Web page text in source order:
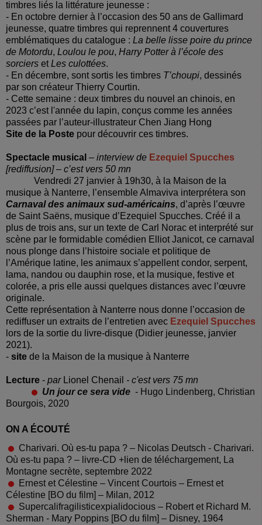
timbres liés la littérature jeunesse :
- En octobre dernier à l’occasion des 50 ans de Gallimard
jeunesse, quatre timbres qui reprennent 4 couvertures
emblématiques du catalogue : La belle lisse poire du prince
de Motordu, Loulou le pou, Harry Potter à l’école des
sorciers etLes culottées.
- En décembre, sont sortis les timbres T’choupi, dessinés
par son créateur Thierry Courtin.
- Cette semaine : deux timbres du nouvel an chinois, en
2023 c’est l'année du lapin, conçus comme les années
passées par l’auteur-illustrateur Chen Jiang Hong
Site de la Poste pour découvrir ces timbres.
Spectacle musical – interview de Ezequiel Spucches
[rediffusion] – c’est vers 50 mn
Vendredi 27 janvier à 19h30, à la Maison de la
musique à Nanterre, l’ensemble Almaviva interprétera son
Carnaval des animaux sud-américains, d’après l’œuvre
de Saint Saëns, musique d’Ezequiel Spucches. Créé il a
plus de trois ans, sur un texte de Carl Norac et interprété sur
scène par le formidable comédien Elliot Janicot, ce carnaval
nous plonge dans l’histoire sociale et politique de
l’Amérique latine, les animaux s’appellent condor, serpent,
lama, nandou ou dauphin rose, et la musique, festive et
colorée, a pris elle aussi quelques distances avec l’œuvre
originale.
Cette représentation à Nanterre nous donne l’occasion de
rediffuser un extraits de l’entretien avec Ezequiel Spucches
lors de la sortie du livre-disque (Didier jeunesse, janvier
2021).
- site de la Maison de la musique à Nanterre
Lecture - par Lionel Chenail - c'est vers 75 mn
Un jour ce sera vide - Hugo Lindenberg, Christian
Bourgois, 2020
ON A ÉCOUTÉ
Charivari. Où es-tu papa ? – Nicolas Deutsch - Charivari.
Où es-tu papa ? – livre-CD +lien de téléchargement, La
Montagne secrète, septembre 2022
Ernest et Célestine – Vincent Courtois – Ernest et
Célestine [BO du film] – Milan, 2012
Supercalifragilisticexpialidocious – Robert et Richard M.
Sherman - Mary Poppins [BO du film] – Disney, 1964